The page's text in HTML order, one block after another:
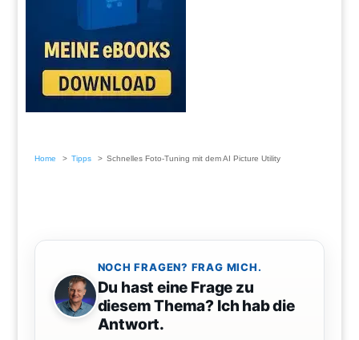
Home Tipps Schnelles Foto-Tuning mit dem AI Picture Utility
NOCH FRAGEN? FRAG MICH.
Du hast eine Frage zu
diesem Thema? Ich hab die
Antwort.